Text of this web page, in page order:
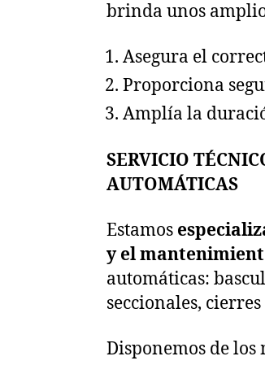
brinda unos
Asegura el
Proporciona
Amplía la
SERVICIO
AUTOMÁTICAS
Estamos
y el
automáticas:
seccionales,
Disponemos de